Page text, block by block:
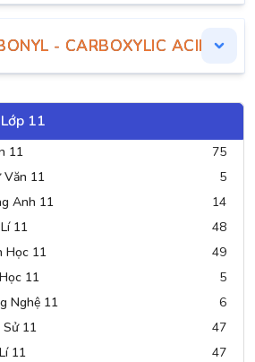
- CARBOXYLIC ACID
11
11
75
Văn 11
5
Anh 11
14
11
48
Học 11
49
11
5
Nghệ 11
6
Sử 11
47
11
47